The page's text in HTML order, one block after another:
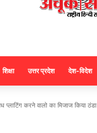
शिक्षा उत्तर प्रदेश देश-विदेश
प्लाटिंग करने वालो का मिजाज किया ठंडा